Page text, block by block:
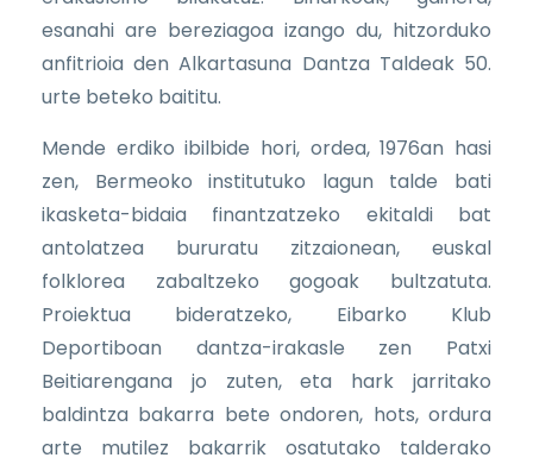
esanahi are bereziagoa izango du, hitzorduko
anfitrioia den Alkartasuna Dantza Taldeak 50.
urte beteko baititu.
Mende erdiko ibilbide hori, ordea, 1976an hasi
zen, Bermeoko institutuko lagun talde bati
ikasketa-bidaia finantzatzeko ekitaldi bat
antolatzea bururatu zitzaionean, euskal
folklorea zabaltzeko gogoak bultzatuta.
Proiektua bideratzeko, Eibarko Klub
Deportiboan dantza-irakasle zen Patxi
Beitiarengana jo zuten, eta hark jarritako
baldintza bakarra bete ondoren, hots, ordura
arte mutilez bakarrik osatutako talderako